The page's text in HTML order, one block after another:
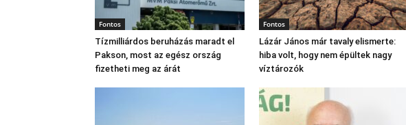
Fontos
Tízmilliárdos beruházás maradt el
Pakson, most az egész ország
fizetheti meg az árát
Fontos
Lázár János már tavaly elismerte:
hiba volt, hogy nem épültek nagy
víztározók